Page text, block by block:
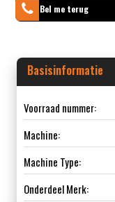
Bel me terug
Basisinformatie
Voorraad nummer:
Machine:
Machine Type:
Onderdeel Merk: